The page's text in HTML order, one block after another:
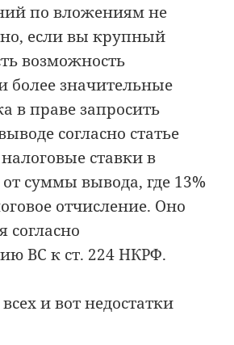
по вложениям не
если вы крупный
возможность
более значительные
в праве запросить
согласно статье
ставки в
суммы вывода, где 13%
отчисление. Оно
согласно
ВС к ст. 224 НКРФ.
и вот недостатки